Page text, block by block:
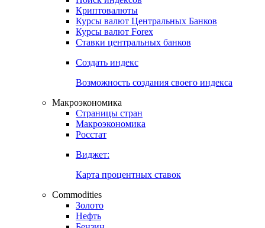
Получить доступ
Индикаторы рынка
Поиск индексов
Курсы валют Центральных Банков
Ставки центральных банков
Создать индекс
Возможность создания своего индекса
Страницы стран
Росстат
Виджет:
Карта процентных ставок